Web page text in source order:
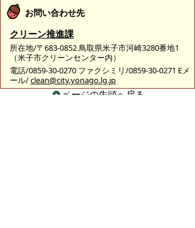
お問い合わせ先
クリーン推進課
所在地/〒683-0852 鳥取県米子市河崎3280番地1
（米子市クリーンセンター内）
電話/0859-30-0270 ファクシミリ/0859-30-0271 Eメ
ール/clean@city.yonago.lg.jp
ページの先頭へ戻る